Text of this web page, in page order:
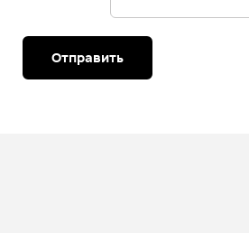
Отправить